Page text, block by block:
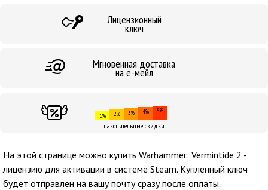
Лицензионный
ключ
Мгновенная доставка
на е-мейл
1% 2% 3% 4% 5%
накопительные скидки
На этой странице можно купить Warhammer: Vermintide 2 -
лицензию для активации в системе Steam. Купленный ключ
будет отправлен на вашу почту сразу после оплаты.